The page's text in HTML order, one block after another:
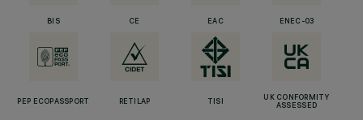
BIS CE EAC ENEC-03
PEP ECOPASSPORT RETILAP TISI
UK CONFORMITY
ASSESSED